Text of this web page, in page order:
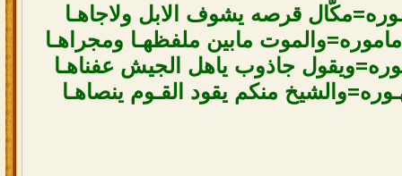
قرصه يشوف الابل ولاجاهـا
مابين ملفظهـا ومجراهـا
جاذوب ياهل الجيش عفناهـا
منكم يقود القـوم ينصاهـا